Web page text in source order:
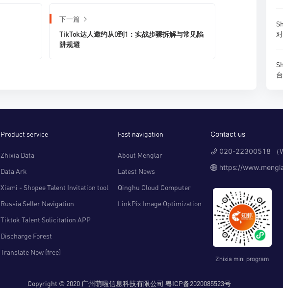
下一篇
TikTok达人邀约从0到1：实战步骤拆解与常见陷
阱规避
Product service
Zhixia Data
Data Ark
Xiami - Shopee Talent Invitation tool
Russia Seller Navigation
Tiktok Talent Solicitation APP
Discharge Forest
Translate Now (free)
Fast navigation
About Menglar
Latest News
Qinghu Cloud Computer
LinkPix Image Optimization
Contact us
020-22300518 （
https://
Zhixia mini program
Copyright © 2020 广州萌啦信息科技有限公司 粤ICP备2020085523号